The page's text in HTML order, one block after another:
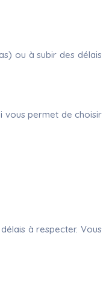
ou à subir des délais
vous permet de choisir
à respecter. Vous